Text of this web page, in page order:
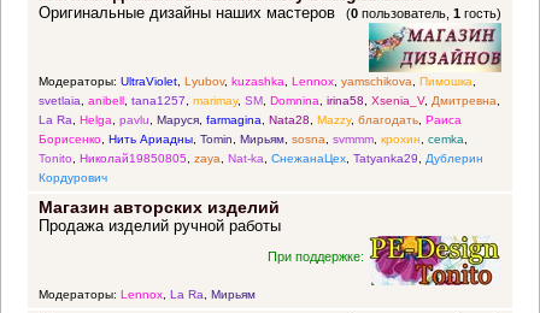
(0 пользователь,1 гость)
Оригинальные дизайны наших мастеров
Модераторы: UltraViolet, Lyubov, kuzashka, Lennox, yamschikova, Пимошка,
svetlaia, anibell, tana1257, marimay, SM, Domnina, irina58, Xsenia_V, Дмитревна,
La Ra, Helga, pavlu, Маруся, farmagina, Nata28, Mazzy, благодать, Раиса
Борисенко, Нить Ариадны, Tomin, Мирьям, sosna, svmmm, крохин, cemka,
Tonito, Николай19850805, zaya, Nat-ka, СнежанаЦех, Tatyanka29, Дублерин
Кордурович
Магазин авторских изделий
Продажа изделий ручной работы
При поддержке:
Модераторы: Lennox, La Ra, Мирьям